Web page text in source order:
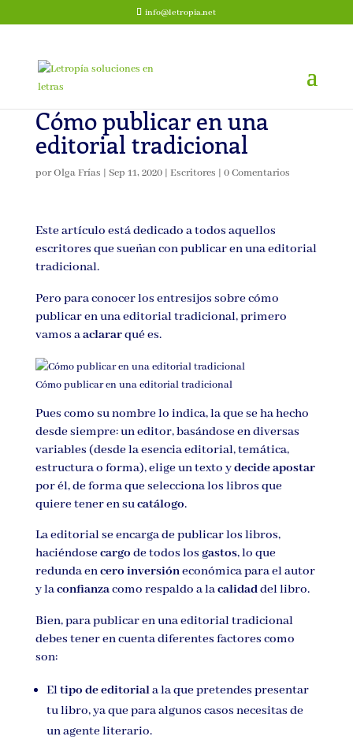
info@letropia.net
Cómo publicar en una
editorial tradicional
porOlga Frías | Sep 11, 2020| Escritores | 0 Comentarios
Este artículo está dedicado a todos aquellos
escritores que sueñan con publicar en una editorial
tradicional.
Pero para conocer los entresijos sobre cómo
publicar en una editorial tradicional, primero
vamos aaclararqué es.
Cómo publicar en una editorial tradicional
Pues como su nombre lo indica, la que se ha hecho
desde siempre: un editor, basándose en diversas
variables (desde la esencia editorial, temática,
estructura o forma), elige un texto ydecide apostar
por él, de forma que selecciona los libros que
quiere tener en sucatálogo.
La editorial se encarga de publicar los libros,
haciéndosecargo de todos los gastos, lo que
redunda encero inversióneconómica para el autor
y laconfianzacomo respaldo a lacalidaddel libro.
Bien, para publicar en una editorial tradicional
debes tener en cuenta diferentes factores como
son:
Eltipo de editoriala la que pretendes presentar
tu libro, ya que para algunos casos necesitas de
un agente literario.